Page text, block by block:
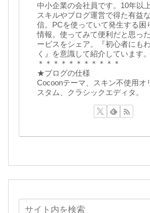
中小企業の会社員です。10年以
スキルやブログ運営で得た有益
信。PCを使っていて発生する困
情報。使ってみて便利だと思っ
ービスをシェア。『初心者にも
く』を意識して紹介しています。
＊＊＊＊＊＊＊＊＊＊＊
★ブログの仕様
Cocoonテーマ、スキン不使用オ
スタム、クラシックエディタ。